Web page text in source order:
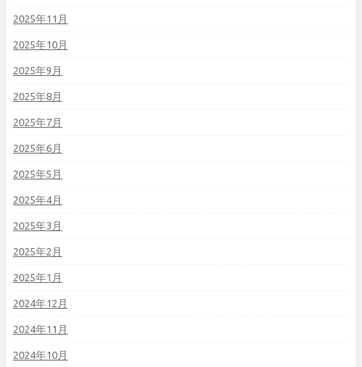
2025年11月
2025年10月
2025年9月
2025年8月
2025年7月
2025年6月
2025年5月
2025年4月
2025年3月
2025年2月
2025年1月
2024年12月
2024年11月
2024年10月